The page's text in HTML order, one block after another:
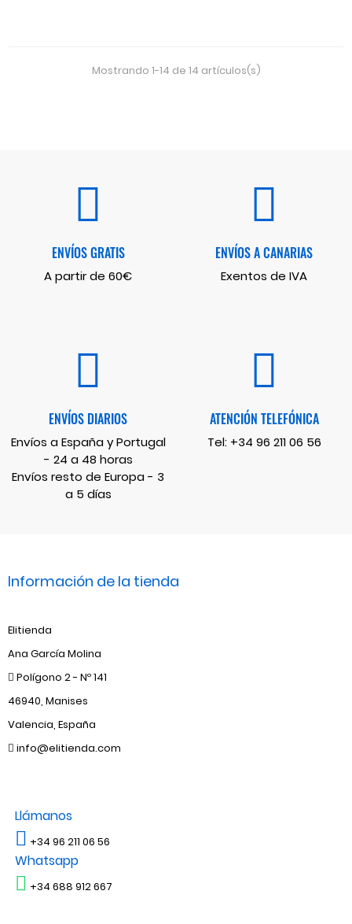
Mostrando 1-14 de 14 artículos(s)
ENVÍOS GRATIS
A partir de 60€
ENVÍOS A CANARIAS
Exentos de IVA
ENVÍOS DIARIOS
Envíos a España y Portugal
- 24 a 48 horas
Envíos resto de Europa - 3
a 5 días
ATENCIÓN TELEFÓNICA
Tel: +34 96 211 06 56
Información de la tienda
Elitienda
Ana García Molina
Polígono 2 - Nº 141
46940, Manises
Valencia, España
info@elitienda.com
Llámanos
+34 96 211 06 56
Whatsapp
+34 688 912 667